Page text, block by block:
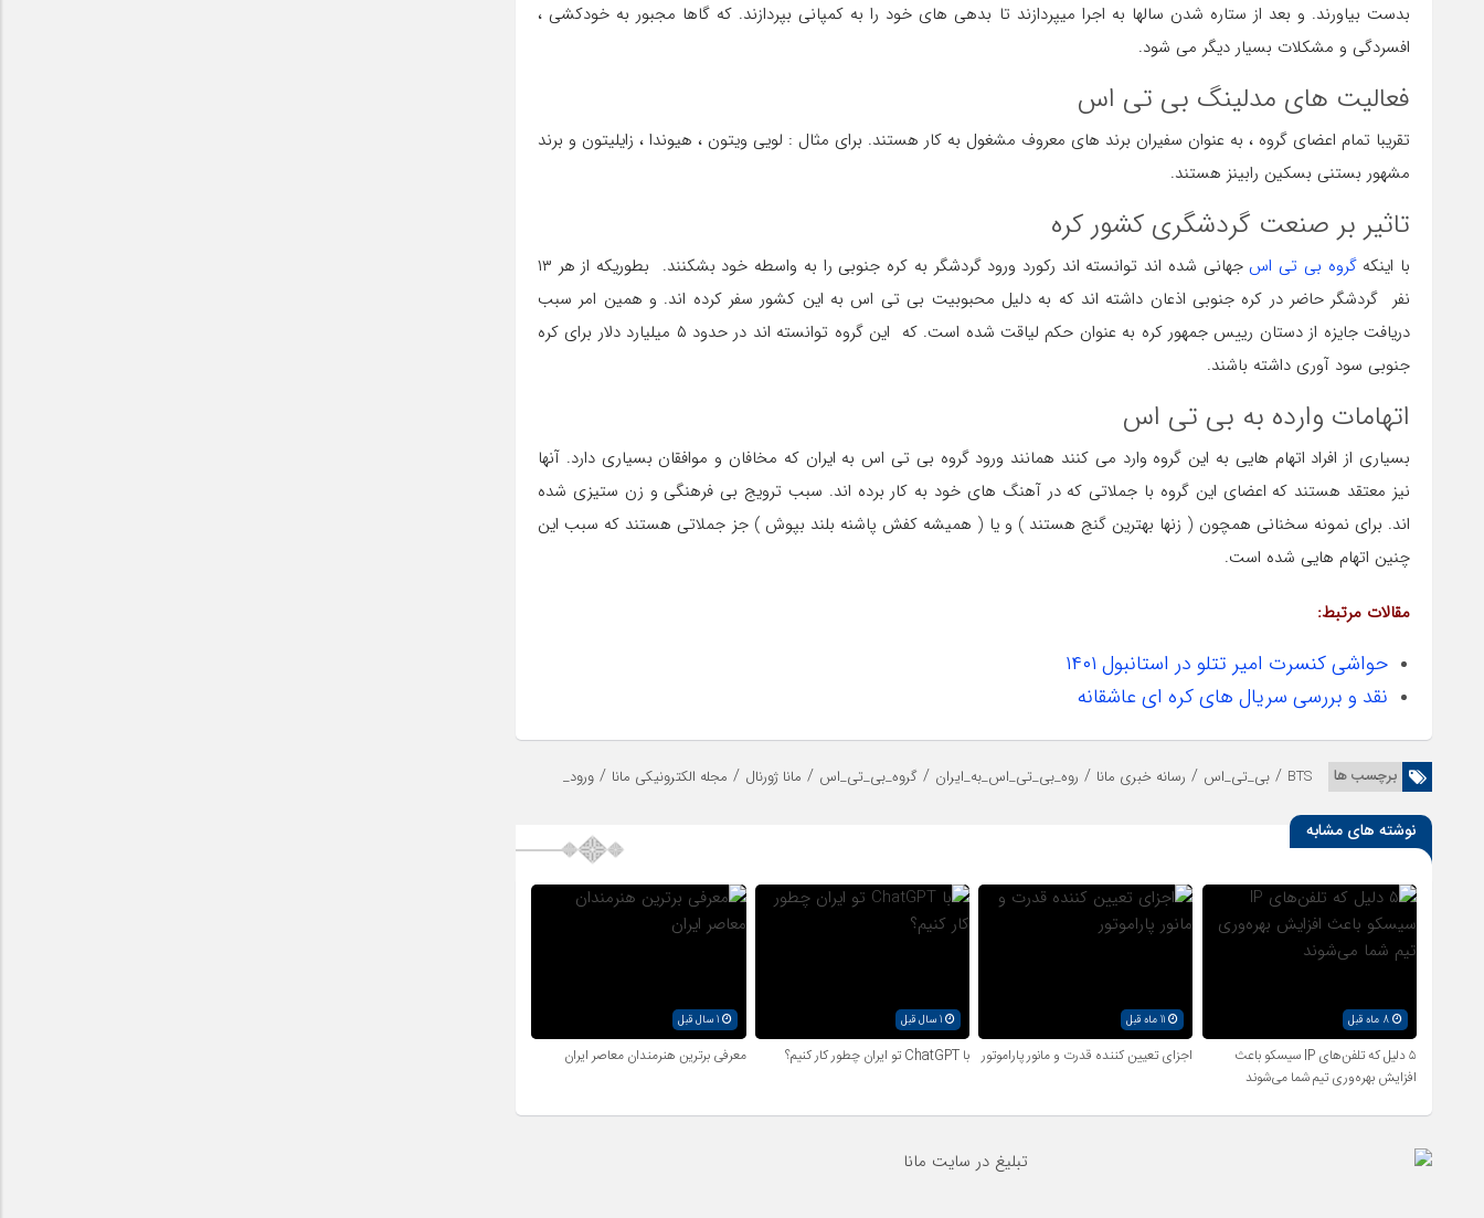
بدست بیاورند. و بعد از ستاره شدن سالها به اجرا میپردازند تا بدهی های خود را به کمپانی بپردازند. که گاها مجبور به خودکشی ،
افسردگی و مشکلات بسیار دیگر می شود.
فعالیت های مدلینگ بی تی اس
تقریبا تمام اعضای گروه ، به عنوان سفیران برند های معروف مشغول به کار هستند. برای مثال : لویی ویتون ، هیوندا ، زایلیتون و برند
مشهور بستنی بسکین رابینز هستند.
تاثیر بر صنعت گردشگری کشور کره
با اینکهگروه بی تی اس
جهانی شده اند توانسته اند رکورد ورود گردشگر به کره جنوبی را به واسطه خود بشکنند. بطوریکه از هر ۱۳
نفر گردشگر حاضر در کره جنوبی اذعان داشته اند که به دلیل محبوبیت بی تی اس به این کشور سفر کرده اند. و همین امر سبب
دریافت جایزه از دستان رییس جمهور کره به عنوان حکم لیاقت شده است. که این گروه توانسته اند در حدود ۵ میلیارد دلار برای کره
جنوبی سود آوری داشته باشند.
اتهامات وارده به بی تی اس
بسیاری از افراد اتهام هایی به این گروه وارد می کنند همانند ورود گروه بی تی اس به ایران که مخافان و موافقان بسیاری دارد. آنها
نیز معتقد هستند که اعضای این گروه با جملاتی که در آهنگ های خود به کار برده اند. سبب ترویج بی فرهنگی و زن ستیزی شده
اند. برای نمونه سخنانی همچون ( زنها بهترین گنج هستند ) و یا ( همیشه کفش پاشنه بلند بپوش ) جز جملاتی هستند که سبب این
چنین اتهام هایی شده است.
مقالات مرتبط:
حواشی کنسرت امیر تتلو در استانبول ۱۴۰۱
نقد و بررسی سریال های کره ای عاشقانه
برچسب ها BTS
/ بی_تی_اس / رسانه خبری مانا / روه_بی_تی_اس_به_ایران / گروه_بی_تی_اس / مانا ژورنال / مجله الکترونیکی مانا / ورود_
نوشته های مشابه
8 ماه قبل
۵ دلیل که تلفن‌های IP سیسکو باعث
افزایش بهره‌وری تیم شما می‌شوند
11 ماه قبل
اجزای تعیین کننده قدرت و مانور پاراموتور
1 سال قبل
با ChatGPT تو ایران چطور کار کنیم؟
1 سال قبل
معرفی برترین هنرمندان معاصر ایران